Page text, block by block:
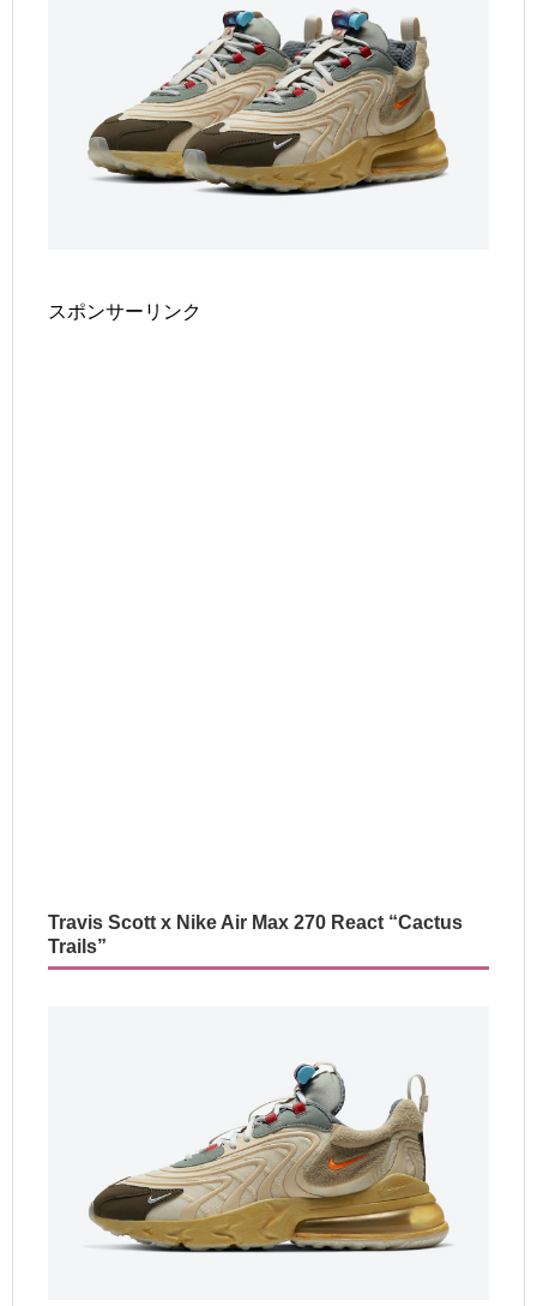
スポンサーリンク
Travis Scott x Nike Air Max 270 React “Cactus
Trails”